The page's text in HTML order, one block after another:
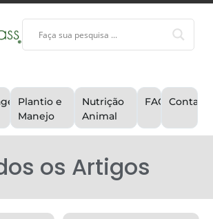
Plantio e
Manejo
Nutrição
Animal
FAQ Contato
os Artigos